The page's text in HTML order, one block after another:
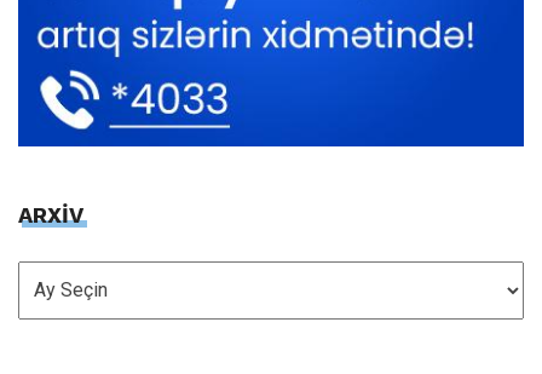
ARXİV
ARXİV